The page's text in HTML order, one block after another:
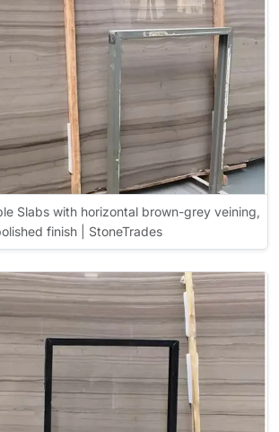
Slabs with horizontal brown-grey veining,
finish | StoneTrades